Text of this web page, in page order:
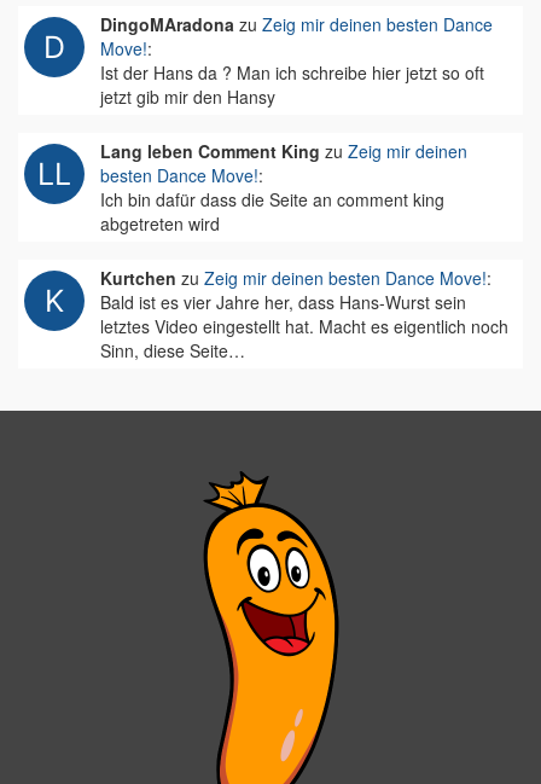
DingoMAradona zu Zeig mir deinen besten Dance
Move!:
Ist der Hans da ? Man ich schreibe hier jetzt so oft
jetzt gib mir den Hansy
Lang leben Comment King zu Zeig mir deinen
besten Dance Move!:
Ich bin dafür dass die Seite an comment king
abgetreten wird
Kurtchen zu Zeig mir deinen besten Dance Move!:
Bald ist es vier Jahre her, dass Hans-Wurst sein
letztes Video eingestellt hat. Macht es eigentlich noch
Sinn, diese Seite…